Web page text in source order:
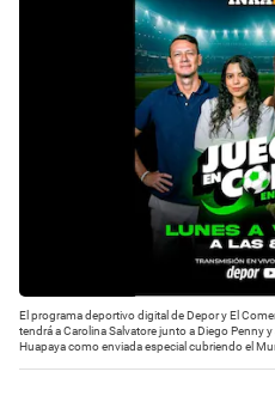
El programa deportivo digital de Depor y El
tendrá a Carolina Salvatore junto a Diego Penny
Huapaya como enviada especial cubriendo el